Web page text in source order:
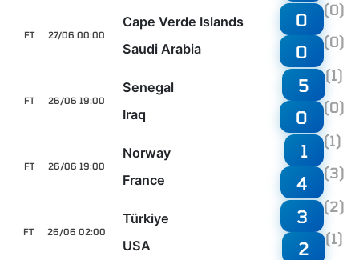
27/06 00:00
FT
Cape Verde Islands
Saudi Arabia
0 (0)
0 (0)
26/06 19:00
FT
Senegal
Iraq
5 (1)
0 (0)
26/06 19:00
FT
Norway
France
1 (1)
4 (3)
26/06 02:00
FT
Türkiye
USA
3 (2)
2 (1)